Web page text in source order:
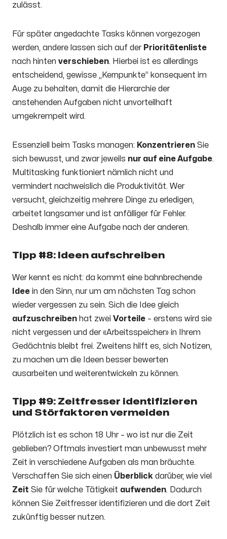
zulässt.
Für später angedachte Tasks können vorgezogen
werden, andere lassen sich auf der Prioritätenliste
nach hinten verschieben. Hierbei ist es allerdings
entscheidend, gewisse „Kernpunkte“ konsequent im
Auge zu behalten, damit die Hierarchie der
anstehenden Aufgaben nicht unvorteilhaft
umgekrempelt wird.
Essenziell beim Tasks managen: Konzentrieren Sie
sich bewusst, und zwar jeweils nur auf eine Aufgabe.
Multitasking funktioniert nämlich nicht und
vermindert nachweislich die Produktivität. Wer
versucht, gleichzeitig mehrere Dinge zu erledigen,
arbeitet langsamer und ist anfälliger für Fehler.
Deshalb immer eine Aufgabe nach der anderen.
Tipp #8: Ideen aufschreiben
Wer kennt es nicht: da kommt eine bahnbrechende
Idee in den Sinn, nur um am nächsten Tag schon
wieder vergessen zu sein. Sich die Idee gleich
aufzuschreiben hat zwei Vorteile – erstens wird sie
nicht vergessen und der «Arbeitsspeicher» in Ihrem
Gedächtnis bleibt frei. Zweitens hilft es, sich Notizen,
zu machen um die Ideen besser bewerten
ausarbeiten und weiterentwickeln zu können.
Tipp #9: Zeitfresser identifizieren
und Störfaktoren vermeiden
Plötzlich ist es schon 18 Uhr – wo ist nur die Zeit
geblieben? Oftmals investiert man unbewusst mehr
Zeit in verschiedene Aufgaben als man bräuchte.
Verschaffen Sie sich einen Überblick darüber, wie viel
Zeit Sie für welche Tätigkeit aufwenden. Dadurch
können Sie Zeitfresser identifizieren und die dort Zeit
zukünftig besser nutzen.